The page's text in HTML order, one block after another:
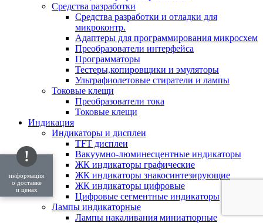
Средства разработки
Cредства разработки и отладки для
микроконтр.
Адаптеры для программирования микросхем
Преобразователи интерфейса
Программаторы
Тестеры,копировщики и эмуляторы
Ультрафиолетовые стиратели и лампы
Токовые клещи
Преобразователи тока
Токовые клещи
Индикация
Индикаторы и дисплеи
TFT дисплеи
Вакуумно-люминесцентные индикаторы
ЖК индикаторы графические
ЖК индикаторы знакосинтезирующие
ЖК индикаторы цифровые
Цифровые сегментные индикаторы
Лампы индикаторные
Лампы накаливания миниатюрные
!
информация
о доставке
и ценах